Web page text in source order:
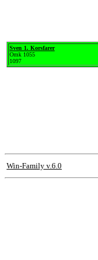
Sven 1. Korsfarer
Omk 1055
1097
Win-Family v.6.0